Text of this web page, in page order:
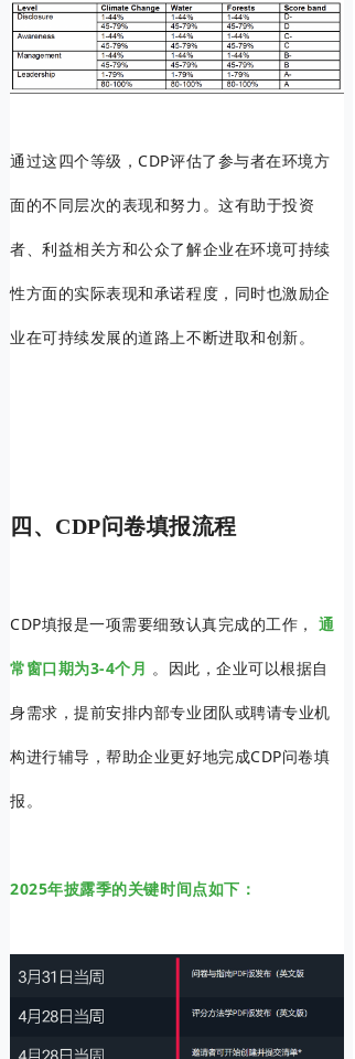
通过这四个等级，CDP评估了参与者在环境方
面的不同层次的表现和努力。这有助于投资
者、利益相关方和公众了解企业在环境可持续
性方面的实际表现和承诺程度，同时也激励企
业在可持续发展的道路上不断进取和创新。
四、CDP问卷填报流程
CDP填报是一项需要细致认真完成的工作， 通
常窗口期为3-4个月 。因此，企业可以根据自
身需求，提前安排内部专业团队或聘请专业机
构进行辅导，帮助企业更好地完成CDP问卷填
报。
2025年披露季的关键时间点如下：